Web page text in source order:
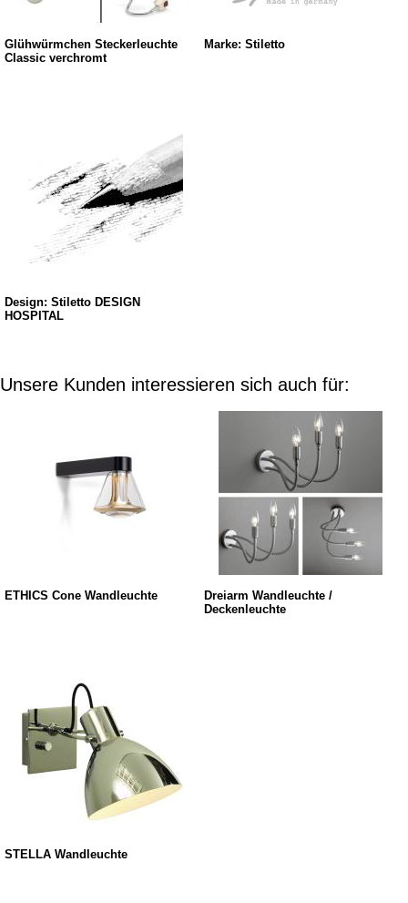
Glühwürmchen Steckerleuchte
Classic verchromt
Marke: Stiletto
Design: Stiletto DESIGN
HOSPITAL
Unsere Kunden interessieren sich auch für:
ETHICS Cone Wandleuchte
Dreiarm Wandleuchte /
Deckenleuchte
STELLA Wandleuchte